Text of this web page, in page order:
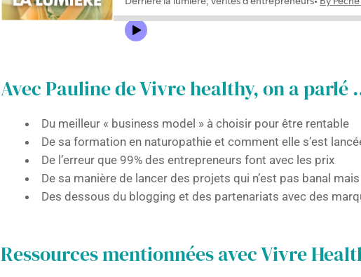
Avec Pauline de Vivre healthy, on a parlé
Du meilleur « business model » à choisir pour être rentable
De sa formation en naturopathie et comment elle s’est
De l’erreur que 99% des entrepreneurs font avec les prix
De sa manière de lancer des projets qui n’est pas banal
Des dessous du blogging et des partenariats avec des
Ressources mentionnées avec Vivre